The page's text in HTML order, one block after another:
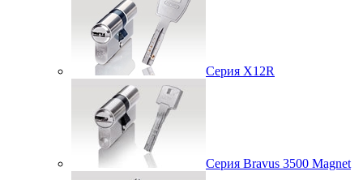
Серия X12R
Серия Bravus 3500 Magnet